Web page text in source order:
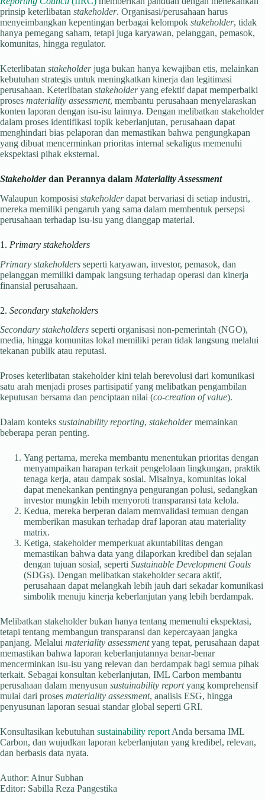
prinsip keterlibatan stakeholder. Organisasi/perusahaan harus
menyeimbangkan kepentingan berbagai kelompok stakeholder, tidak
hanya pemegang saham, tetapi juga karyawan, pelanggan, pemasok,
komunitas, hingga regulator.
Keterlibatan stakeholderjuga bukan hanya kewajiban etis, melainkan
kebutuhan strategis untuk meningkatkan kinerja dan legitimasi
perusahaan. Keterlibatan stakeholderyang efektif dapat memperbaiki
proses materiality assessment, membantu perusahaan menyelaraskan
konten laporan dengan isu-isu lainnya. Dengan melibatkan stakeholder
dalam proses identifikasi topik keberlanjutan, perusahaan dapat
menghindari bias pelaporan dan memastikan bahwa pengungkapan
yang dibuat mencerminkan prioritas internal sekaligus memenuhi
ekspektasi pihak eksternal.
Stakeholderdan Perannya dalam Materiality Assessment
Walaupun komposisi stakeholderdapat bervariasi di setiap industri,
mereka memiliki pengaruh yang sama dalam membentuk persepsi
perusahaan terhadap isu-isu yang dianggap material.
1. Primary stakeholders
Primary stakeholders seperti karyawan, investor, pemasok, dan
pelanggan memiliki dampak langsung terhadap operasi dan kinerja
finansial perusahaan.
2. Secondary stakeholders
Secondary stakeholders seperti organisasi non-pemerintah (NGO),
media, hingga komunitas lokal memiliki peran tidak langsung melalui
tekanan publik atau reputasi.
Proses keterlibatan stakeholder kini telah berevolusi dari komunikasi
satu arah menjadi proses partisipatif yang melibatkan pengambilan
keputusan bersama dan penciptaan nilai (co-creation of value).
Dalam konteks sustainability reporting, stakeholdermemainkan
beberapa peran penting.
Yang pertama, mereka membantu menentukan prioritas dengan
menyampaikan harapan terkait pengelolaan lingkungan, praktik
tenaga kerja, atau dampak sosial. Misalnya, komunitas lokal
dapat menekankan pentingnya pengurangan polusi, sedangkan
investor mungkin lebih menyoroti transparansi tata kelola.
Kedua, mereka berperan dalam memvalidasi temuan dengan
memberikan masukan terhadap draf laporan atau materiality
matrix.
Ketiga, stakeholder memperkuat akuntabilitas dengan
memastikan bahwa data yang dilaporkan kredibel dan sejalan
dengan tujuan sosial, seperti Sustainable Development Goals
(SDGs). Dengan melibatkan stakeholder secara aktif,
perusahaan dapat melangkah lebih jauh dari sekadar komunikasi
simbolik menuju kinerja keberlanjutan yang lebih berdampak.
Melibatkan stakeholder bukan hanya tentang memenuhi ekspektasi,
tetapi tentang membangun transparansi dan kepercayaan jangka
panjang. Melalui materiality assessmentyang tepat, perusahaan dapat
memastikan bahwa laporan keberlanjutannya benar-benar
mencerminkan isu-isu yang relevan dan berdampak bagi semua pihak
terkait. Sebagai konsultan keberlanjutan, IML Carbon membantu
perusahaan dalam menyusun sustainability reportyang komprehensif
mulai dari proses materiality assessment, analisis ESG, hingga
penyusunan laporan sesuai standar global seperti GRI.
Konsultasikan kebutuhan sustainability reportAnda bersama IML
Carbon, dan wujudkan laporan keberlanjutan yang kredibel, relevan,
dan berbasis data nyata.
Author: Ainur Subhan
Editor: Sabilla Reza Pangestika